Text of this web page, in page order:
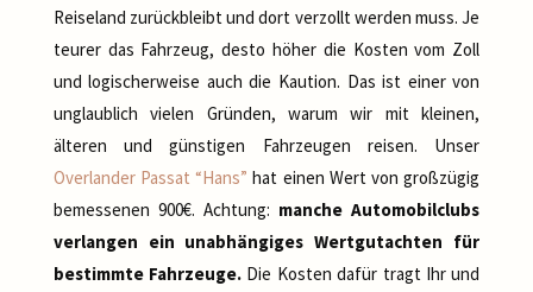
Reiseland zurückbleibt und dort verzollt werden muss. Je
teurer das Fahrzeug, desto höher die Kosten vom Zoll
und logischerweise auch die Kaution. Das ist einer von
unglaublich vielen Gründen, warum wir mit kleinen,
älteren und günstigen Fahrzeugen reisen. Unser
Overlander Passat “Hans” hat einen Wert von großzügig
bemessenen 900€. Achtung: manche Automobilclubs
verlangen ein unabhängiges Wertgutachten für
bestimmte Fahrzeuge. Die Kosten dafür tragt Ihr und